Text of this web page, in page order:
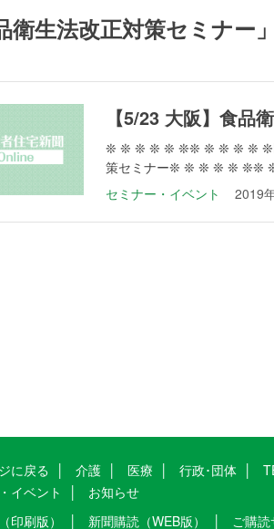
衛生法改正対策セミナ
【5/23 大阪】食品
❊ ❊ ❊ ❊ ❊ ❊❊ ❊ ❊ ❊ ❊
策セミナー❊ ❊ ❊ ❊ ❊ ❊❊
セミナー・イベント
2019
に戻る 介護 医療 行政･団体
イベント
お知らせ
印刷版）
新聞購読（WEB版） ご購読